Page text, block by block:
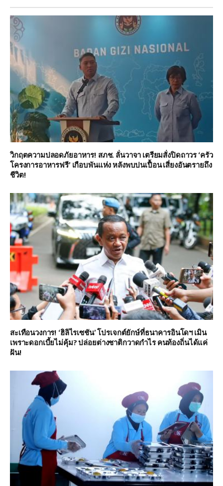
วิกฤตความปลอดภัยอาหาร! สภช. ลั่นวาจา เตรียมสั่งปิดถาวร ‘ครัว
โครงการอาหารฟรี’ เกือบพันแห่ง หลังพบปนเปื้อน เสี่ยงอันตรายถึง
ชีวิต!
สะเทือนวงการ! ‘ฮิลิไรเซชัน’ โปรเจกต์ยักษ์ที่ธนาคารอินโดฯ เมิน
เพราะดอกเบี้ยไม่คุ้ม? ปล่อยต่างชาติกวาดกำไร คนท้องถิ่นได้แค่
ฝัน!